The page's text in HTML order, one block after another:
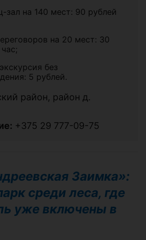
зал на 140 мест: 90 рублей
на 20 мест: 30
без
5 рублей.
район, район д.
+375 29 777-09-75
Заимка»:
среди леса, где
уже включены в